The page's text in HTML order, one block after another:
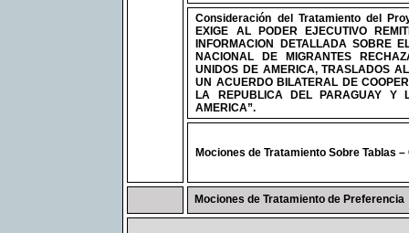
Consideración del Tratamiento del
EXIGE AL PODER EJECUTIVO
INFORMACION DETALLADA SOBRE
NACIONAL DE MIGRANTES
UNIDOS DE AMERICA, TRASLADOS
UN ACUERDO BILATERAL DE
LA REPUBLICA DEL PARAGUAY Y
AMERICA”.
Mociones de Tratamiento Sobre Tablas
Mociones de Tratamiento de Preferencia